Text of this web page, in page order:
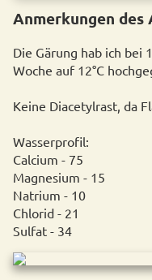
Anmerkungen des
Die Gärung hab ich bei
Woche auf 12°C
Keine Diacetylrast, da
Wasserprofil:
Calcium - 75
Magnesium - 15
Natrium - 10
Chlorid - 21
Sulfat - 34